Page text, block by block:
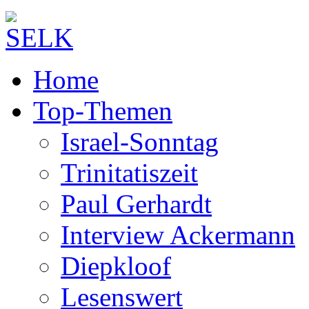
Home
Top-Themen
Israel-Sonntag
Trinitatiszeit
Paul Gerhardt
Interview Ackermann
Diepkloof
Lesenswert